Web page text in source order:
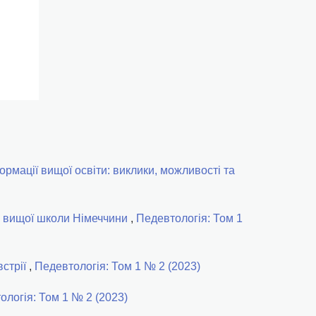
вищої освіти: виклики, можливості та
вищої школи Німеччини , Педевтологія: Том 1
, Педевтологія: Том 1 № 2 (2023)
Том 1 № 2 (2023)